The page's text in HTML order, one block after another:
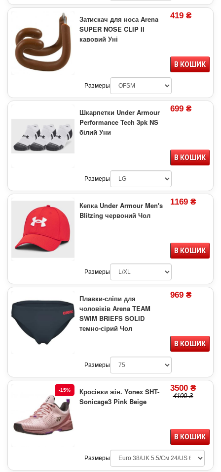
Затискач для носа Arena
SUPER NOSE CLIP II
кавовий Уні
419 ₴
В КОШИК
Размеры
Шкарпетки Under Armour
Performance Tech 3pk NS
білий Уни
699 ₴
В КОШИК
Размеры
Кепка Under Armour Men's
Blitzing червоний Чол
1169 ₴
В КОШИК
Размеры
Плавки-сліпи для
чоловіків Arena TEAM
SWIM BRIEFS SOLID
темно-сірий Чол
969 ₴
В КОШИК
Размеры
-15%
Кросівки жін. Yonex SHT-
Sonicage3 Pink Beige
3500 ₴
4100 ₴
В КОШИК
Размеры